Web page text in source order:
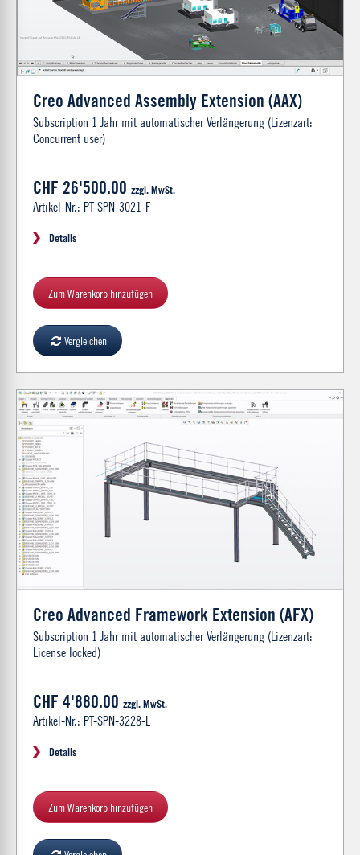
Creo Advanced Assembly Extension (AAX)
Subscription 1 Jahr mit automatischer Verlängerung (Lizenzart:
Concurrent user)
CHF 26'500.00 zzgl. MwSt.
Artikel-Nr.: PT-SPN-3021-F
Details
Zum Warenkorb hinzufügen
Vergleichen
Creo Advanced Framework Extension (AFX)
Subscription 1 Jahr mit automatischer Verlängerung (Lizenzart:
License locked)
CHF 4'880.00 zzgl. MwSt.
Artikel-Nr.: PT-SPN-3228-L
Details
Zum Warenkorb hinzufügen